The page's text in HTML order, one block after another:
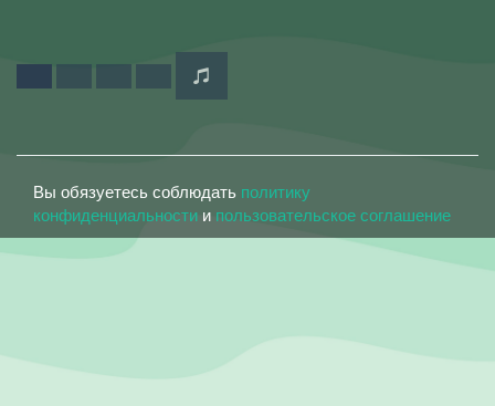
Вы обязуетесь соблюдать политику
конфиденциальности и пользовательское соглашение